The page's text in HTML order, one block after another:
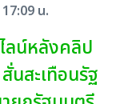
น.
ลน์หลังคลิป
สะเทือนรัฐ